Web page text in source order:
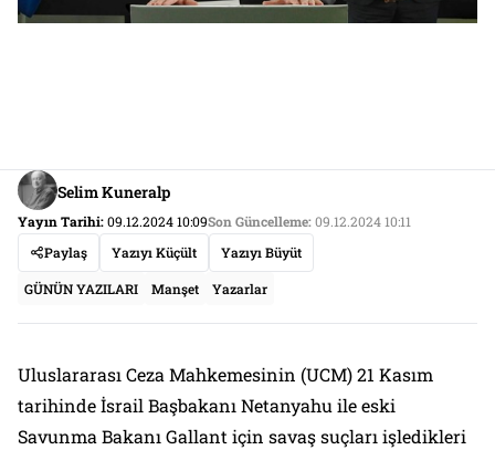
Selim Kuneralp
Yayın Tarihi:09.12.2024 10:09Son Güncelleme:09.12.2024 10:11
Paylaş
Yazıyı Küçült Yazıyı Büyüt
GÜNÜN YAZILARI Manşet Yazarlar
Uluslararası Ceza Mahkemesinin (UCM) 21 Kasım
tarihinde İsrail Başbakanı Netanyahu ile eski
Savunma Bakanı Gallant için savaş suçları işledikleri